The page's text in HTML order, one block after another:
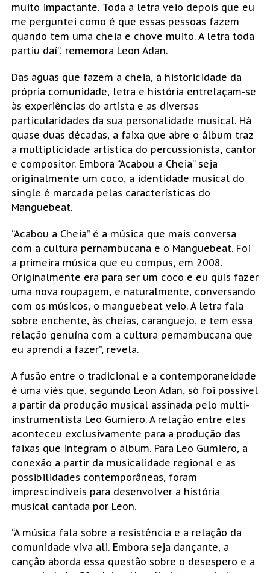
muito impactante. Toda a letra veio depois que eu
me perguntei como é que essas pessoas fazem
quando tem uma cheia e chove muito. A letra toda
partiu daí”, rememora Leon Adan.
Das águas que fazem a cheia, à historicidade da
própria comunidade, letra e história entrelaçam-se
às experiências do artista e as diversas
particularidades da sua personalidade musical. Há
quase duas décadas, a faixa que abre o álbum traz
a multiplicidade artística do percussionista, cantor
e compositor. Embora “Acabou a Cheia” seja
originalmente um coco, a identidade musical do
single é marcada pelas características do
Manguebeat.
“Acabou a Cheia” é a música que mais conversa
com a cultura pernambucana e o Manguebeat. Foi
a primeira música que eu compus, em 2008.
Originalmente era para ser um coco e eu quis fazer
uma nova roupagem, e naturalmente, conversando
com os músicos, o manguebeat veio. A letra fala
sobre enchente, às cheias, caranguejo, e tem essa
relação genuína com a cultura pernambucana que
eu aprendi a fazer”, revela.
A fusão entre o tradicional e a contemporaneidade
é uma viés que, segundo Leon Adan, só foi possível
a partir da produção musical assinada pelo multi-
instrumentista Leo Gumiero. A relação entre eles
aconteceu exclusivamente para a produção das
faixas que integram o álbum. Para Leo Gumiero, a
conexão a partir da musicalidade regional e as
possibilidades contemporâneas, foram
imprescindíveis para desenvolver a história
musical cantada por Leon.
“A música fala sobre a resistência e a relação da
comunidade viva ali. Embora seja dançante, a
canção aborda essa questão sobre o desespero e a